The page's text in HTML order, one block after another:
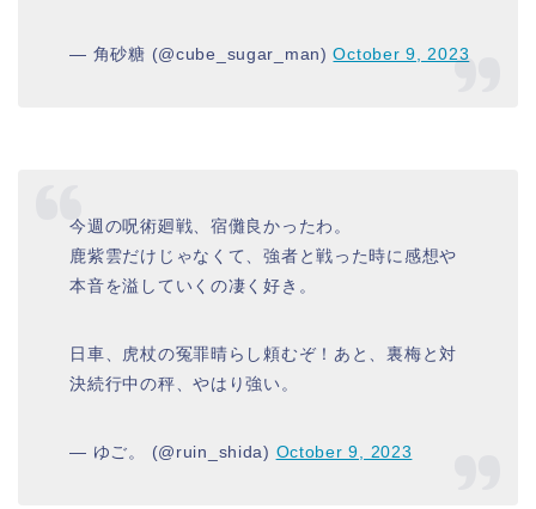
— 角砂糖 (@cube_sugar_man)October 9, 2023
今週の呪術廻戦、宿儺良かったわ。
鹿紫雲だけじゃなくて、強者と戦った時に感想や
本音を溢していくの凄く好き。
日車、虎杖の冤罪晴らし頼むぞ！あと、裏梅と対
決続行中の秤、やはり強い。
— ゆご。 (@ruin_shida) October 9, 2023